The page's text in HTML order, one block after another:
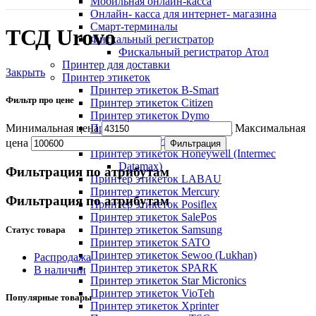
Онлайн- касса для интернет- магазина
Смарт-терминалы
Фискальный регистратор
Фискальный регистратор Атол
Принтер для доставки
Принтер этикеток
Принтер этикеток B-Smart
Принтер этикеток Citizen
Принтер этикеток Dymo
Принтер этикеток GlobalPOS
Принтер этикеток Godex
Принтер этикеток Honeywell (Intermec
Datamax)
Принтер этикеток LABAU
Принтер этикеток Mercury
Принтер этикеток Posiflex
Принтер этикеток SalePos
Принтер этикеток Samsung
Принтер этикеток SATO
Принтер этикеток Sewoo (Lukhan)
Принтер этикеток SPARK
Принтер этикеток Star Micronics
Принтер этикеток VioTeh
Принтер этикеток Xprinter
ТСД Urovo
Закрыть
Фильтр про цене
Минимальная цена
Максимальная
цена
Фильтрация
Фильтрация по атрибутам
Фильтрация по атрибутам
Статус товара
Распродажа
В наличии
Популярные товары